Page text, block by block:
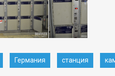
Германия станция